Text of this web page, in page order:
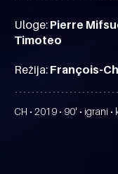
Uloge: Pierre
Timoteo
Režija: François-
CH • 2019 • 90' • igrani